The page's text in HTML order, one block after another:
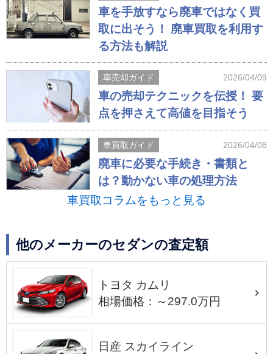
車を手放すなら廃車ではなく買
取に出そう！ 廃車買取を利用す
る方法も解説
車売却ガイド 2026/04/09
車の売却テクニックを伝授！ 要
点を押さえて高値を目指そう
車買取ガイド 2026/04/08
廃車に必要な手続き・書類と
は？動かない車の処理方法
車買取コラムをもっと見る
他のメーカーのセダンの査定額
トヨタ カムリ
相場価格：～297.0万円
日産 スカイライン